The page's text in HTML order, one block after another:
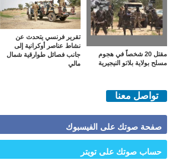
مقتل 20 شخصاً في هجوم
مسلح بولاية بلاتو النيجيرية
تقرير فرنسي يتحدث عن
نشاط عناصر أوكرانية إلى
جانب فصائل طوارقية شمال
مالي
تواصل معنا
صفحة صوتك على الفيسبوك
حساب صوتك على تويتر